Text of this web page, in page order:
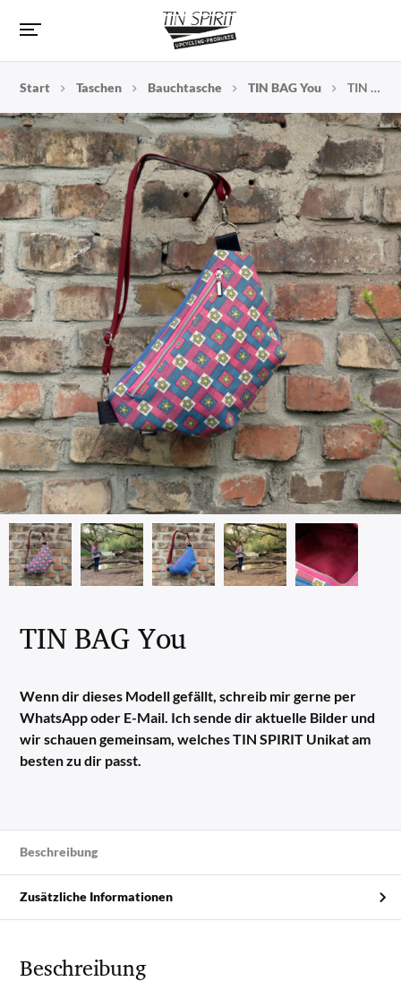
Start Taschen Bauchtasche TIN BAG You TIN BAG You
TIN BAG You
Wenn dir dieses Modell gefällt, schreib mir gerne per
WhatsApp oder E-Mail. Ich sende dir aktuelle Bilder und
wir schauen gemeinsam, welches TIN SPIRIT Unikat am
besten zu dir passt.
Beschreibung
Zusätzliche Informationen
Beschreibung